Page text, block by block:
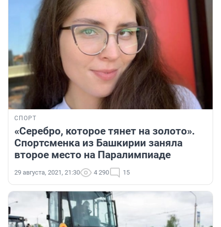
СПОРТ
«Серебро, которое тянет на золото».
Спортсменка из Башкирии заняла
второе место на Паралимпиаде
29 августа, 2021, 21:30 4 290 15